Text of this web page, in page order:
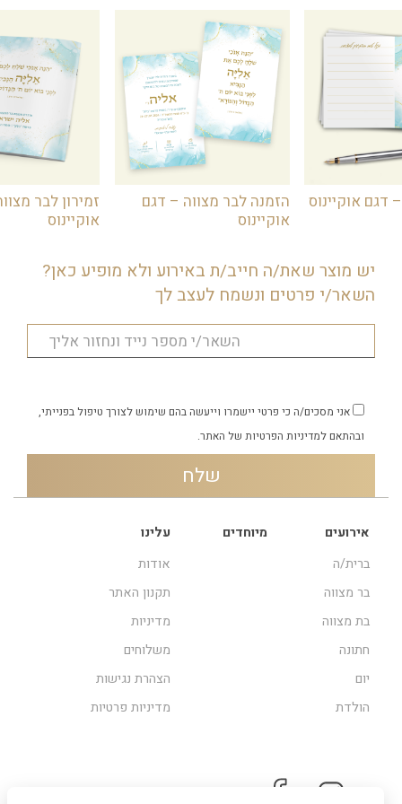
דגם אוקיינוס
הזמנה לבר מצווה – דגם
אוקיינוס
זמירון לבר
אוקיינוס
יש מוצר שאת/ה חייב/ת באירוע ולא מופיע כאן?
השאר/י פרטים ונשמח לעצב לך
אני מסכים/ה כי פרטי יישמרו וייעשה בהם שימוש לצורך טיפול בפנייתי,
ובהתאם למדיניות הפרטיות של האתר.
אירועים
ברית/ה
בר מצווה
בת מצווה
חתונה
יום
הולדת
מיוחדים
עלינו
אודות
תקנון האתר
מדיניות
משלוחים
הצהרת נגישות
מדיניות פרטיות